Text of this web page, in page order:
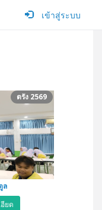
เข้าสู่ระบบ
ตรัง 2569
ล
ยด